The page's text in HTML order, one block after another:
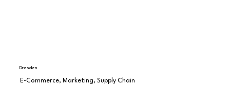
Dresden
E-Commerce, Marketing, Supply Chain